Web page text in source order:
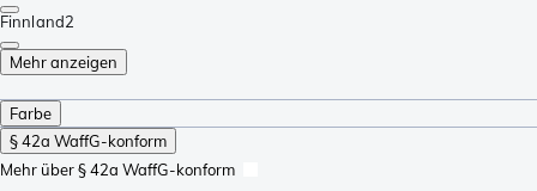
Finnland2
Mehr anzeigen
Farbe
§ 42a WaffG-konform
Mehr über § 42a WaffG-konform